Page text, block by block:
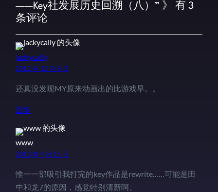
——Key社发展历史回溯（八）” 》 有 3
条评论
jackycally
2012 年 12 月 8 日
还真没发现MY原来动画出的比游戏早。。
回复
www
2013 年 4 月 15 日
惟一一部吸引我打完的key作品是rewrite……可能是田
中和龙7的原因，感觉特别清新啊。